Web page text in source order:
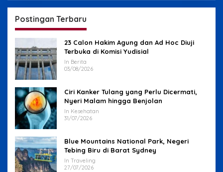
Postingan Terbaru
23 Calon Hakim Agung dan Ad Hoc Diuji
Terbuka di Komisi Yudisial
In Berita
03/08/2026
Ciri Kanker Tulang yang Perlu Dicermati,
Nyeri Malam hingga Benjolan
In Kesehatan
31/07/2026
Blue Mountains National Park, Negeri
Tebing Biru di Barat Sydney
In Traveling
27/07/2026